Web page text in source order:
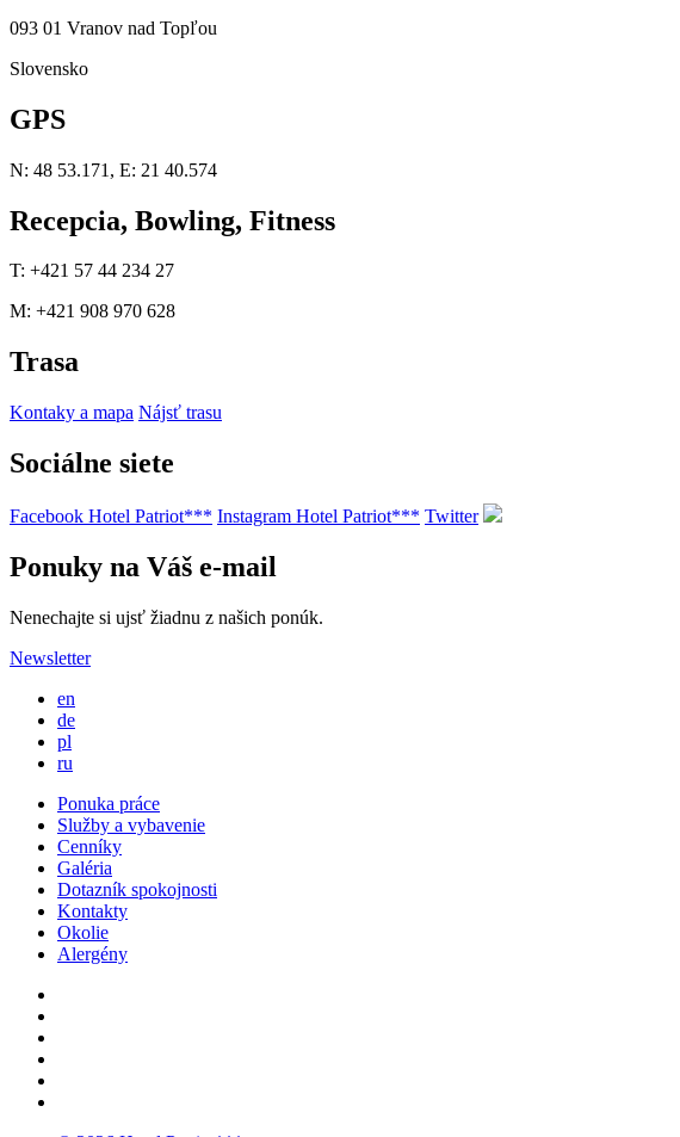
093 01 Vranov nad Topľou
Slovensko
GPS
N: 48 53.171, E: 21 40.574
Recepcia, Bowling, Fitness
T: +421 57 44 234 27
M: +421 908 970 628
Trasa
Kontaky a mapa Nájsť trasu
Sociálne siete
Facebook Hotel Patriot*** Instagram Hotel Patriot*** Twitter
Ponuky na Váš e-mail
Nenechajte si ujsť žiadnu z našich ponúk.
Newsletter
en
de
pl
ru
Ponuka práce
Služby a vybavenie
Cenníky
Galéria
Dotazník spokojnosti
Kontakty
Okolie
Alergény